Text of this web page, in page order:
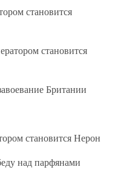
становится
становится
Британии
становится Нерон
над парфянами